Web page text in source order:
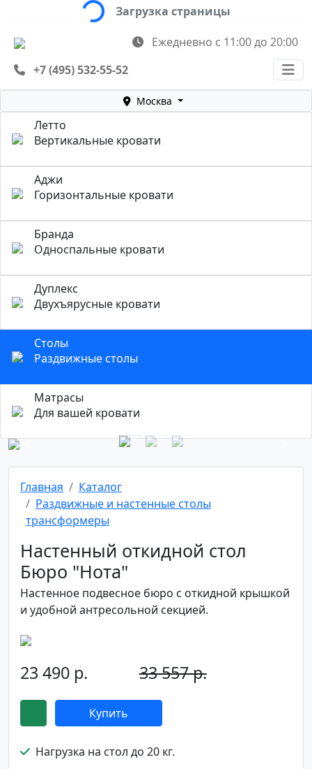
Загрузка страницы
Ежедневно с 11:00 до 20:00
+7 (495) 532-55-52
Москва
Летто
Вертикальные кровати
Аджи
Горизонтальные кровати
Бранда
Односпальные кровати
Дуплекс
Двухъярусные кровати
Столы
Раздвижные столы
Матрасы
Для вашей кровати
Главная
Каталог
Раздвижные и настенные столы
трансформеры
Настенный откидной стол
Бюро "Нота"
Настенное подвесное бюро с откидной крышкой
и удобной антресольной секцией.
23 490 р. 33 557 р.
Купить
Нагрузка на стол до 20 кг.